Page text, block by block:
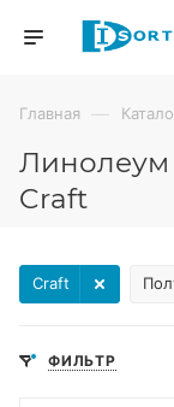
Главная —
Линолеум
Craft
Craft
ФИЛЬТР